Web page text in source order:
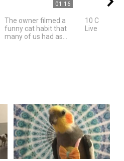
01:16
The owner filmed a
funny cat habit that
many of us had as...
10
Live In Los